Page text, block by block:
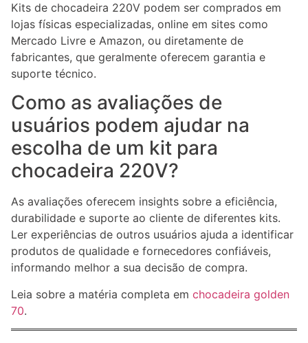
Kits de chocadeira 220V podem ser comprados em
lojas físicas especializadas, online em sites como
Mercado Livre e Amazon, ou diretamente de
fabricantes, que geralmente oferecem garantia e
suporte técnico.
Como as avaliações de
usuários podem ajudar na
escolha de um kit para
chocadeira 220V?
As avaliações oferecem insights sobre a eficiência,
durabilidade e suporte ao cliente de diferentes kits.
Ler experiências de outros usuários ajuda a identificar
produtos de qualidade e fornecedores confiáveis,
informando melhor a sua decisão de compra.
Leia sobre a matéria completa em chocadeira golden
70.